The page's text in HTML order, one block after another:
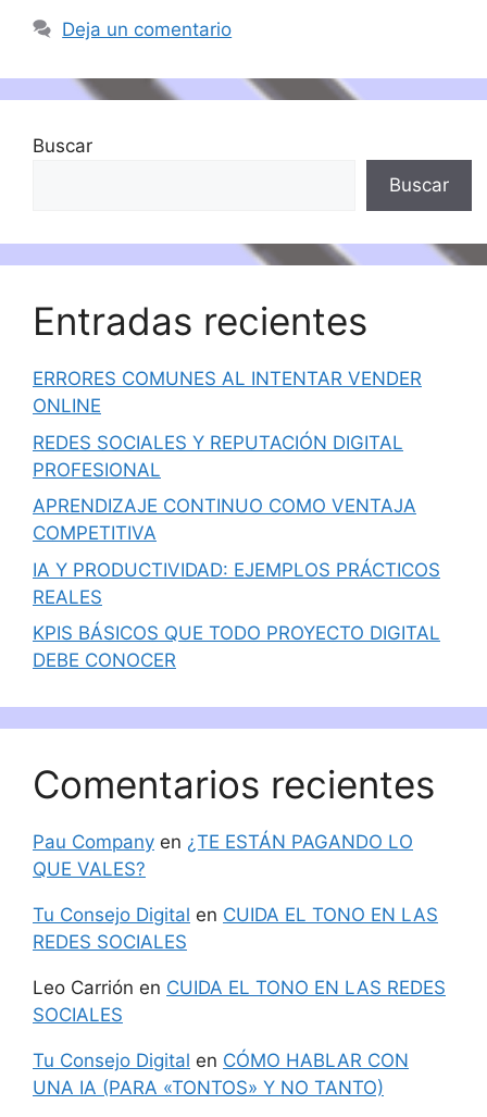
Deja un comentario
Buscar
Buscar
Entradas recientes
ERRORES COMUNES AL INTENTAR VENDER
ONLINE
REDES SOCIALES Y REPUTACIÓN DIGITAL
PROFESIONAL
APRENDIZAJE CONTINUO COMO VENTAJA
COMPETITIVA
IA Y PRODUCTIVIDAD: EJEMPLOS PRÁCTICOS
REALES
KPIS BÁSICOS QUE TODO PROYECTO DIGITAL
DEBE CONOCER
Comentarios recientes
Pau Company en ¿TE ESTÁN PAGANDO LO
QUE VALES?
Tu Consejo Digital en CUIDA EL TONO EN LAS
REDES SOCIALES
Leo Carrión en CUIDA EL TONO EN LAS REDES
SOCIALES
Tu Consejo Digital en CÓMO HABLAR CON
UNA IA (PARA «TONTOS» Y NO TANTO)